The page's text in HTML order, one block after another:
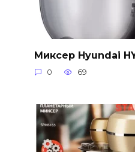
Миксер Hyundai
0 69